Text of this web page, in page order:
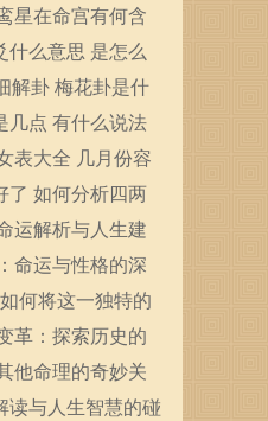
分析指纹算命是什么
星在命宫有何含
什么意思 是怎么
解卦 梅花卦是什
几点 有什么说法
表大全 几月份容
了 如何分析四两
运解析与人生建
命运与性格的深
何将这一独特的
契机
革：探索历史的
寻
他命理的奇妙关
读与人生智慧的碰